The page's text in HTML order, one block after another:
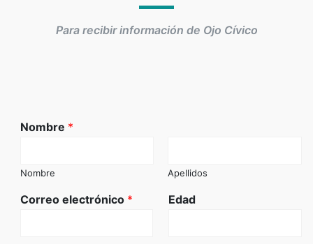
Para recibir información de Ojo Cívico
Nombre *
Nombre Apellidos
Correo electrónico * Edad